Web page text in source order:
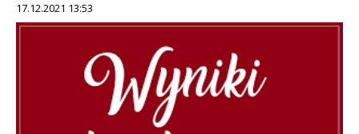
17.12.2021 13:53